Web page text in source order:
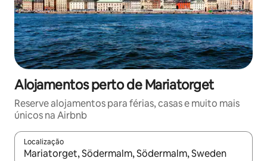
Alojamentos perto de Mariatorget
Reserve alojamentos para férias, casas e muito mais
únicos na Airbnb
Localização
Quando os resultados estiverem disponíveis, navegue com